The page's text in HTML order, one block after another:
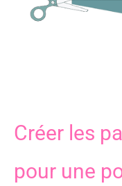
Créer les
pour une